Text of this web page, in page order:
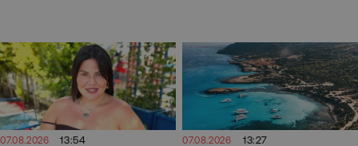
07.08.2026 13:54 07.08.2026 13:27